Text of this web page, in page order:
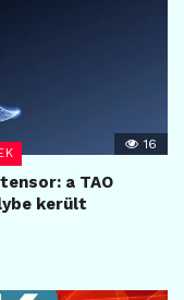
16
a TAO
került